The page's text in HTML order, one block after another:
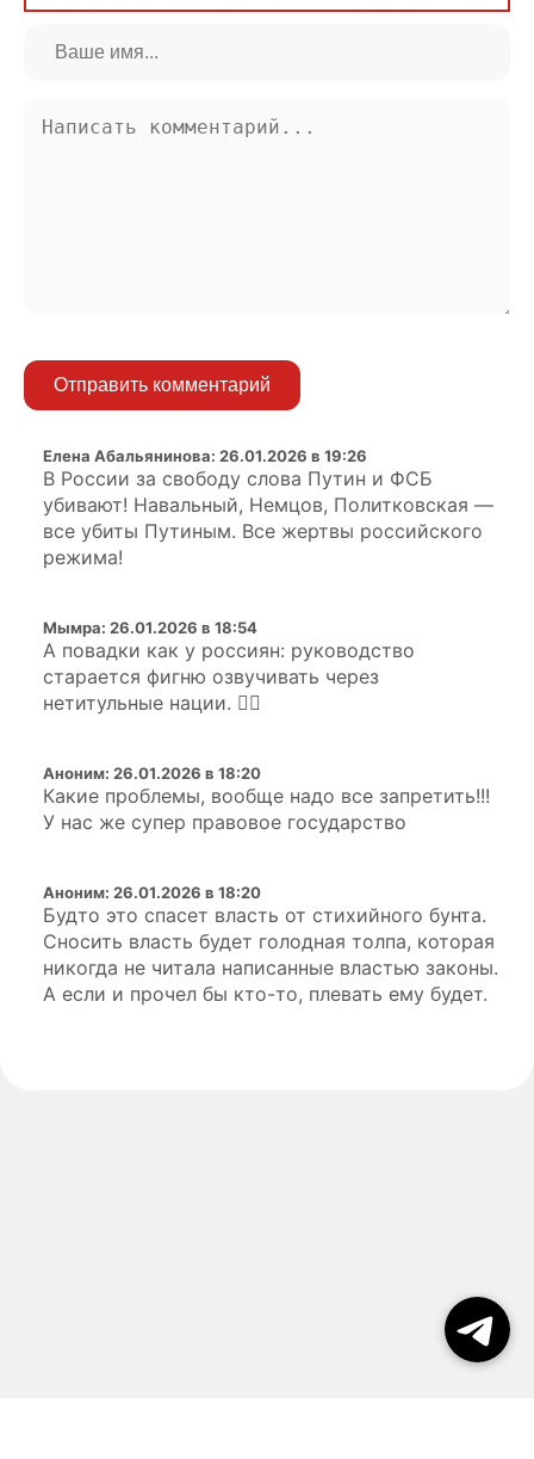
Отправить комментарий
Елена Абальянинова: 26.01.2026 в 19:26
В России за свободу слова Путин и ФСБ
убивают! Навальный, Немцов, Политковская —
все убиты Путиным. Все жертвы российского
режима!
Мымра: 26.01.2026 в 18:54
А повадки как у россиян: руководство
старается фигню озвучивать через
нетитульные нации. 🤦‍♀️
Аноним: 26.01.2026 в 18:20
Какие проблемы, вообще надо все запретить!!!
У нас же супер правовое государство
Аноним: 26.01.2026 в 18:20
Будто это спасет власть от стихийного бунта.
Сносить власть будет голодная толпа, которая
никогда не читала написанные властью законы.
А если и прочел бы кто-то, плевать ему будет.